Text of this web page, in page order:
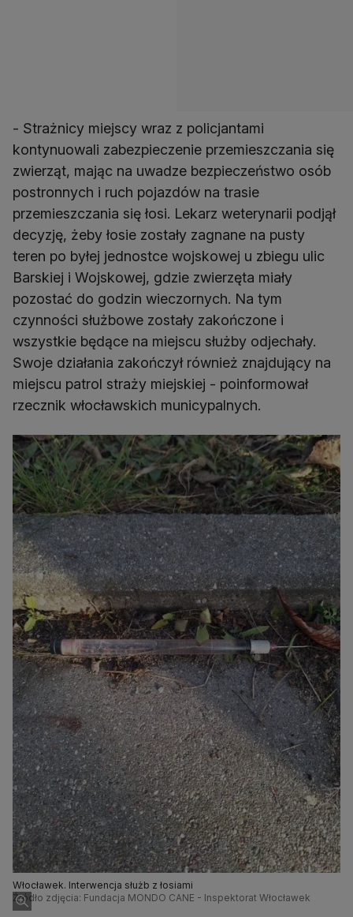
- Strażnicy miejscy wraz z policjantami
kontynuowali zabezpieczenie przemieszczania się
zwierząt, mając na uwadze bezpieczeństwo osób
postronnych i ruch pojazdów na trasie
przemieszczania się łosi. Lekarz weterynarii podjął
decyzję, żeby łosie zostały zagnane na pusty
teren po byłej jednostce wojskowej u zbiegu ulic
Barskiej i Wojskowej, gdzie zwierzęta miały
pozostać do godzin wieczornych. Na tym
czynności służbowe zostały zakończone i
wszystkie będące na miejscu służby odjechały.
Swoje działania zakończył również znajdujący na
miejscu patrol straży miejskiej - poinformował
rzecznik włocławskich municypalnych.
Włocławek. Interwencja służb z łosiami
Źródło zdjęcia: Fundacja MONDO CANE - Inspektorat Włocławek